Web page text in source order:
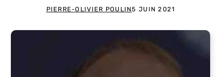
PIERRE-OLIVIER POULIN5 JUIN 2021